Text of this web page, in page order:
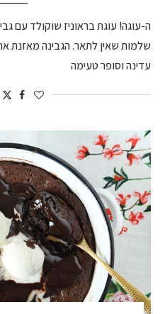
ה-עוגה! עוגת בראוניז שוקולד עם
שלמות שאין לתאר. הגבינה מאזנת
עדינה וסופר טעימה